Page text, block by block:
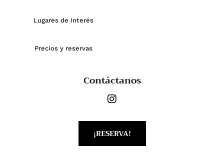
Lugares de interés
Precios y reservas
Contáctanos
¡RESERVA!